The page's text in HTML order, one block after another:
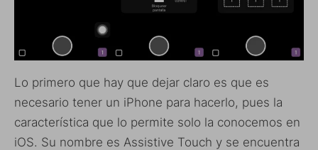
Lo primero que hay que dejar claro es que es
necesario tener un iPhone para hacerlo, pues la
característica que lo permite solo la conocemos en
iOS. Su nombre es Assistive Touch y se encuentra